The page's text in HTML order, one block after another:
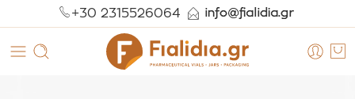
+30 2315526064